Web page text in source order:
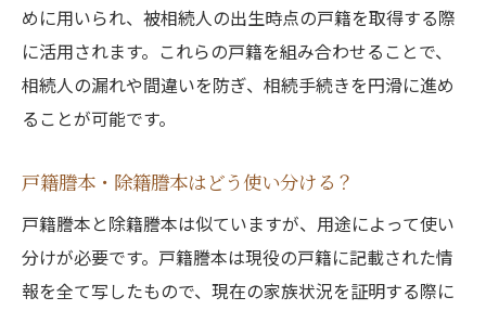
めに用いられ、被相続人の出生時点の戸籍を取得する際
に活用されます。これらの戸籍を組み合わせることで、
相続人の漏れや間違いを防ぎ、相続手続きを円滑に進め
ることが可能です。
戸籍謄本・除籍謄本はどう使い分ける？
戸籍謄本と除籍謄本は似ていますが、用途によって使い
分けが必要です。戸籍謄本は現役の戸籍に記載された情
報を全て写したもので、現在の家族状況を証明する際に